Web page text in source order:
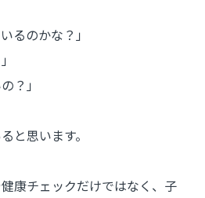
るのかな？」
？」
と思います。
康チェックだけではなく、子